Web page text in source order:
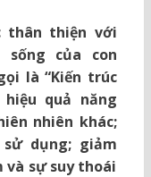
thân thiện với
của con
là “Kiến trúc
quả năng
nhiên khác;
dụng; giảm
sự suy thoái